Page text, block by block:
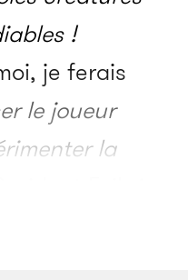
!
je ferais
le joueur
la